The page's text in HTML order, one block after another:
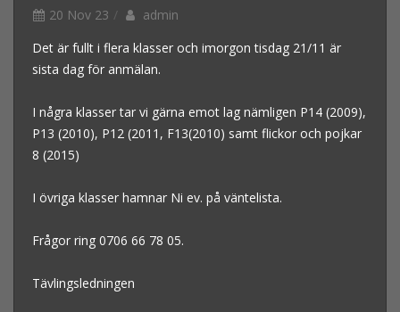
20 Nov 23
admin
Det är fullt i flera klasser och imorgon tisdag 21/11 är
sista dag för anmälan.
I några klasser tar vi gärna emot lag nämligen P14 (2009),
P13 (2010), P12 (2011, F13(2010) samt flickor och pojkar
8 (2015)
I övriga klasser hamnar Ni ev. på väntelista.
Frågor ring 0706 66 78 05.
Tävlingsledningen